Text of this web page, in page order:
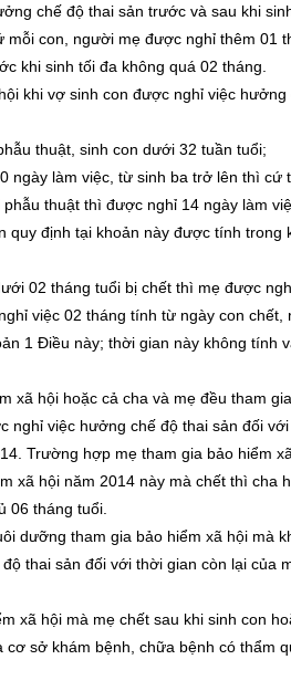
chế độ thai sản trước và sau khi
con, người mẹ được nghỉ thêm 01
khi sinh tối đa không quá 02 tháng.
khi vợ sinh con được nghỉ việc
thuật, sinh con dưới 32 tuần tuổi;
ngày làm việc, từ sinh ba trở lên thì cứ
thuật thì được nghỉ 14 ngày làm
quy định tại khoản này được tính
02 tháng tuổi bị chết thì mẹ được
việc 02 tháng tính từ ngày con
1 Điều này; thời gian này không tính
xã hội hoặc cả cha và mẹ đều tham
việc hưởng chế độ thai sản đối
Trường hợp mẹ tham gia bảo hiểm
xã hội năm 2014 này mà chết thì
06 tháng tuổi.
dưỡng tham gia bảo hiểm xã hội mà
thai sản đối với thời gian còn lại của
xã hội mà mẹ chết sau khi sinh con
cơ sở khám bệnh, chữa bệnh có thẩm